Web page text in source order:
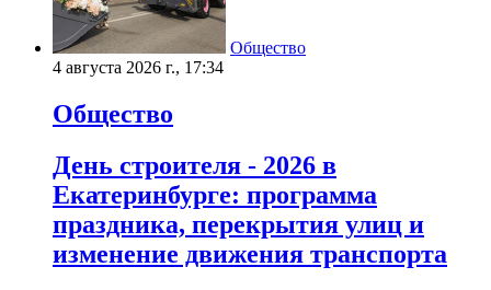
Общество
4 августа 2026 г., 17:34
Общество
День строителя - 2026 в
Екатеринбурге: программа
праздника, перекрытия улиц и
изменение движения транспорта